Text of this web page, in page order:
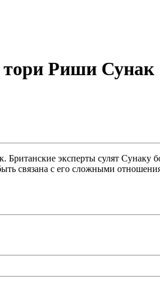
тори Риши Сунак
эксперты сулят Сунаку
связана с его сложными